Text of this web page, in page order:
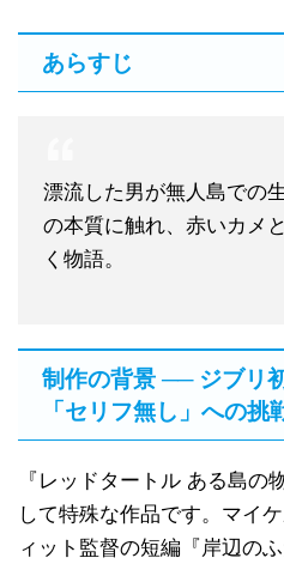
あらすじ
漂流した男が無人島での
の本質に触れ、赤いカメ
く物語。
制作の背景 ── ジブリ
「セリフ無し」への挑
『レッドタートル ある島の
して特殊な作品です。マイ
ィット監督の短編『岸辺の